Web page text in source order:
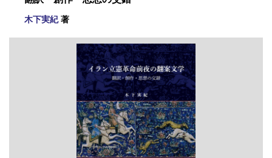
木下実紀著